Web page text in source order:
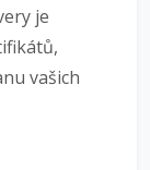
je
vašich